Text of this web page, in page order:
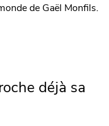
de Gaël Monfils.
déjà sa